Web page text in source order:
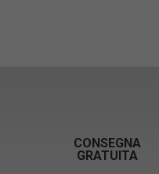
CONSEGNA
GRATUITA